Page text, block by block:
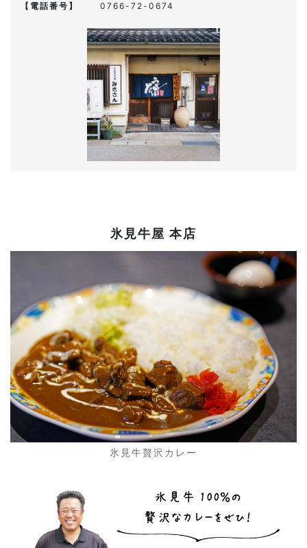
【電話番号】 0766-72-0674
氷見牛屋 本店
氷見牛贅沢カレー